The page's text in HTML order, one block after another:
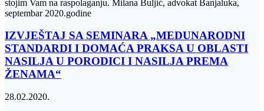
stojim Vam na raspolaganju. Milana Buljić, advokat Banjaluka,
septembar 2020.godine
IZVJEŠTAJ SA SEMINARA „MEDUNARODNI
STANDARDI I DOMAĆA PRAKSA U OBLASTI
NASILJA U PORODICI I NASILJA PREMA
ŽENAMA“
28.02.2020.